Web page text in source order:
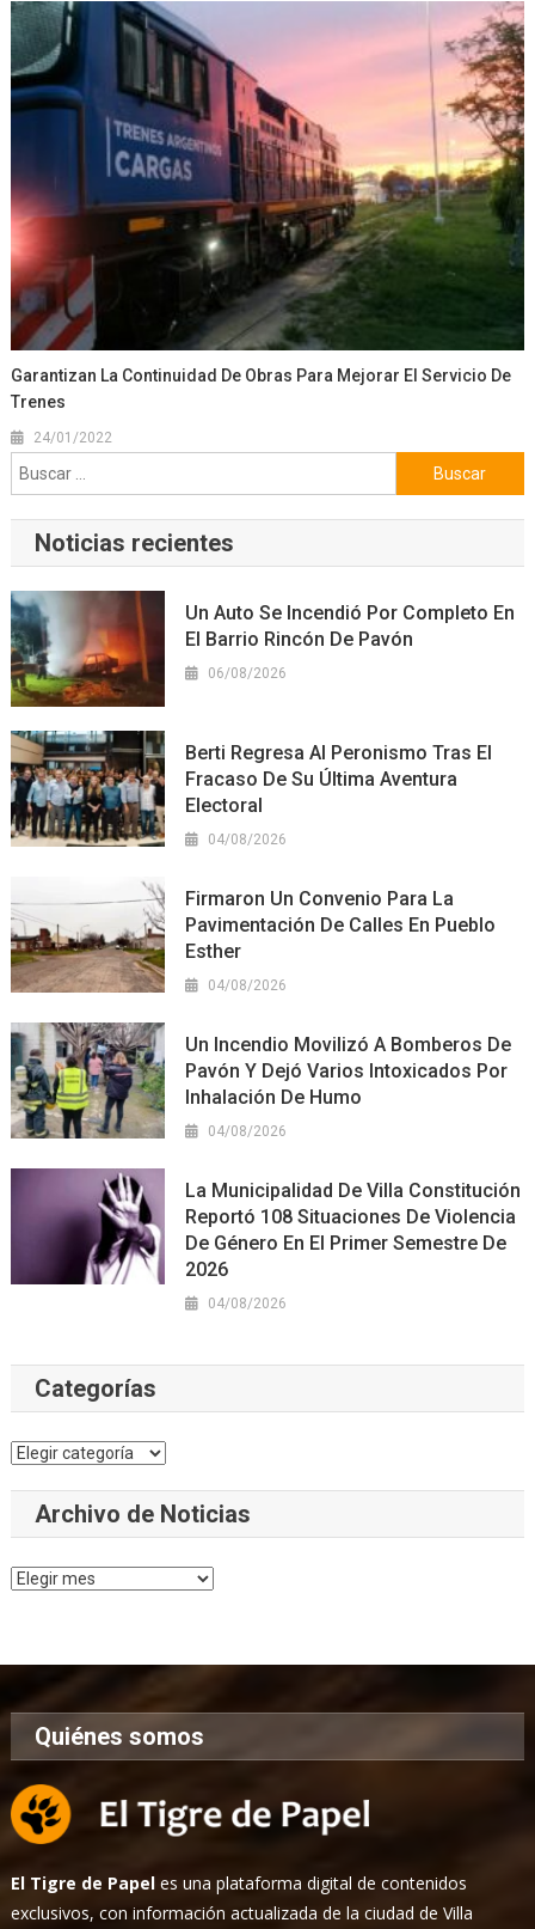
Garantizan La Continuidad De Obras Para Mejorar El Servicio De
Trenes
24/01/2022
Buscar:
Noticias recientes
Un Auto Se Incendió Por Completo En
El Barrio Rincón De Pavón
06/08/2026
Berti Regresa Al Peronismo Tras El
Fracaso De Su Última Aventura
Electoral
04/08/2026
Firmaron Un Convenio Para La
Pavimentación De Calles En Pueblo
Esther
04/08/2026
Un Incendio Movilizó A Bomberos De
Pavón Y Dejó Varios Intoxicados Por
Inhalación De Humo
04/08/2026
La Municipalidad De Villa Constitución
Reportó 108 Situaciones De Violencia
De Género En El Primer Semestre De
2026
04/08/2026
Categorías
Categorías
Archivo de Noticias
Archivo
Quiénes somos
El Tigre de Papel es una plataforma digital de contenidos
exclusivos, con información actualizada de la ciudad de Villa